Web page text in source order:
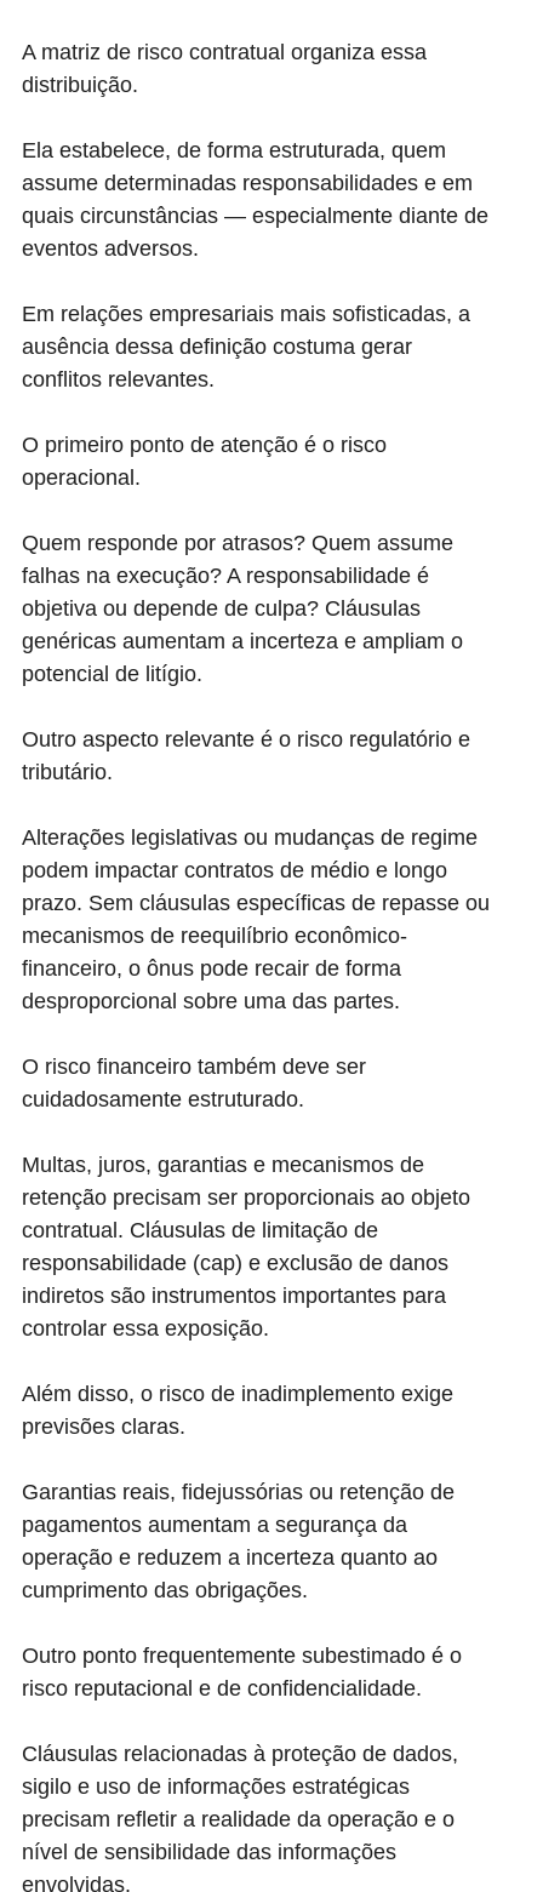
A matriz de risco contratual organiza essa
distribuição.
Ela estabelece, de forma estruturada, quem
assume determinadas responsabilidades e em
quais circunstâncias — especialmente diante de
eventos adversos.
Em relações empresariais mais sofisticadas, a
ausência dessa definição costuma gerar
conflitos relevantes.
O primeiro ponto de atenção é o risco
operacional.
Quem responde por atrasos? Quem assume
falhas na execução? A responsabilidade é
objetiva ou depende de culpa? Cláusulas
genéricas aumentam a incerteza e ampliam o
potencial de litígio.
Outro aspecto relevante é o risco regulatório e
tributário.
Alterações legislativas ou mudanças de regime
podem impactar contratos de médio e longo
prazo. Sem cláusulas específicas de repasse ou
mecanismos de reequilíbrio econômico-
financeiro, o ônus pode recair de forma
desproporcional sobre uma das partes.
O risco financeiro também deve ser
cuidadosamente estruturado.
Multas, juros, garantias e mecanismos de
retenção precisam ser proporcionais ao objeto
contratual. Cláusulas de limitação de
responsabilidade (cap) e exclusão de danos
indiretos são instrumentos importantes para
controlar essa exposição.
Além disso, o risco de inadimplemento exige
previsões claras.
Garantias reais, fidejussórias ou retenção de
pagamentos aumentam a segurança da
operação e reduzem a incerteza quanto ao
cumprimento das obrigações.
Outro ponto frequentemente subestimado é o
risco reputacional e de confidencialidade.
Cláusulas relacionadas à proteção de dados,
sigilo e uso de informações estratégicas
precisam refletir a realidade da operação e o
nível de sensibilidade das informações
envolvidas.